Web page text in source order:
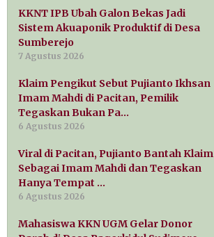
KKNT IPB Ubah Galon Bekas Jadi
Sistem Akuaponik Produktif di Desa
Sumberejo
7 Agustus 2026
Klaim Pengikut Sebut Pujianto Ikhsan
Imam Mahdi di Pacitan, Pemilik
Tegaskan Bukan Pa…
6 Agustus 2026
Viral di Pacitan, Pujianto Bantah Klaim
Sebagai Imam Mahdi dan Tegaskan
Hanya Tempat …
6 Agustus 2026
Mahasiswa KKN UGM Gelar Donor